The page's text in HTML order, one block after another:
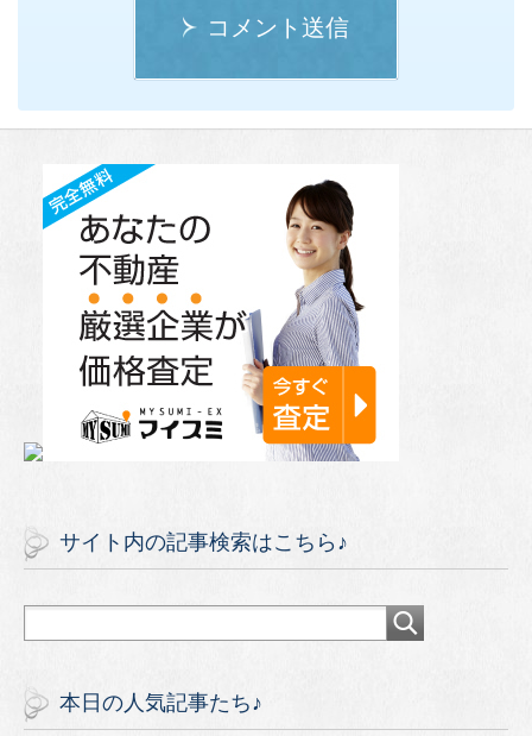
コメント送信
サイト内の記事検索はこちら♪
本日の人気記事たち♪